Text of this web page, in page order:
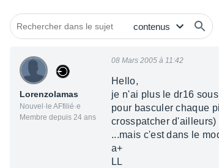
Lorenzolamas
Nouvel·le AFfilié·e
Membre depuis 24 ans
08 Mars 2005 à 11:42
Hello,
je n'ai plus le dr16
pour basculer chaque
crosspatcher d'ailleurs)
...mais c'est dans le
a+
LL